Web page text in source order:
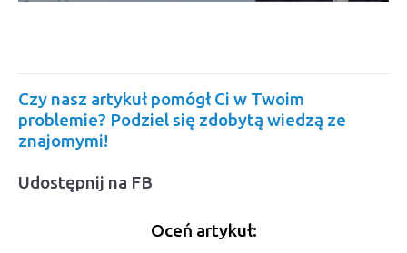
Czy nasz artykuł pomógł Ci w Twoim
problemie? Podziel się zdobytą wiedzą ze
znajomymi!
Udostępnij na FB
Oceń artykuł: